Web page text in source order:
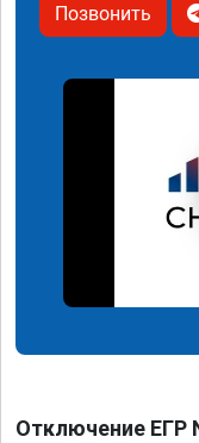
Позвонить
Отключение ЕГР